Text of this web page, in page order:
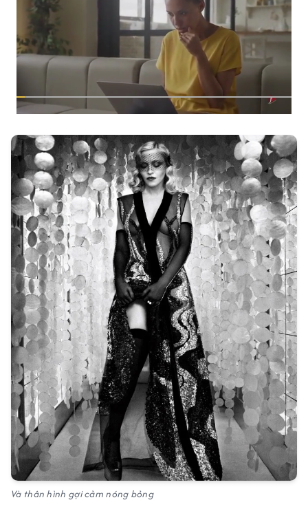
Và thân hình gợi cảm nóng bỏng